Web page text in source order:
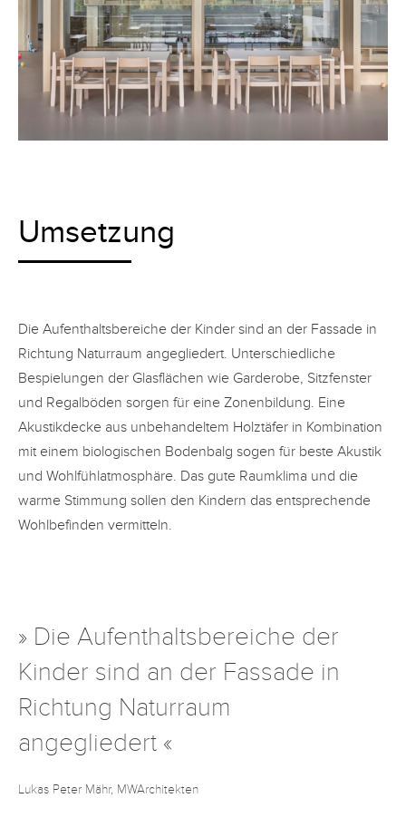
Umsetzung
Die Aufenthaltsbereiche der Kinder sind an der Fassade in
Richtung Naturraum angegliedert. Unterschiedliche
Bespielungen der Glasflächen wie Garderobe, Sitzfenster
und Regalböden sorgen für eine Zonenbildung. Eine
Akustikdecke aus unbehandeltem Holztäfer in Kombination
mit einem biologischen Bodenbalg sogen für beste Akustik
und Wohlfühlatmosphäre. Das gute Raumklima und die
warme Stimmung sollen den Kindern das entsprechende
Wohlbefinden vermitteln.
» Die Aufenthaltsbereiche der
Kinder sind an der Fassade in
Richtung Naturraum
angegliedert «
Lukas Peter Mähr, MWArchitekten